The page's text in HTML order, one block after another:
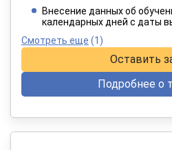
При оплате в
Внесение данных об
календарных дней с даты
Смотреть еще (1)
Оставить
Подробнее о